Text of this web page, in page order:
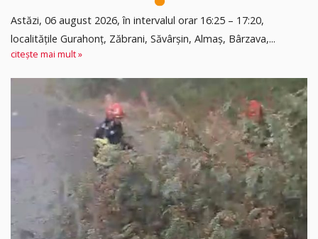
Astăzi, 06 august 2026, în intervalul orar 16:25 – 17:20,
localitățile Gurahonț, Zăbrani, Săvârșin, Almaș, Bârzava,...
citește mai mult »